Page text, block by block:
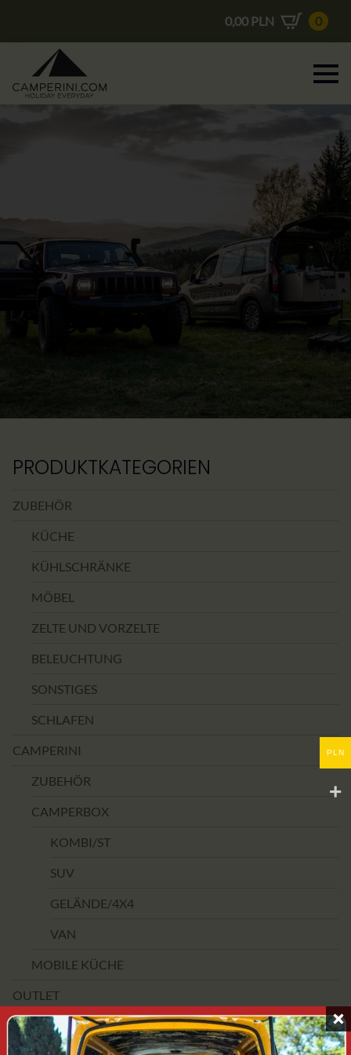
0,00 PLN 0
PRODUKTKATEGORIEN
ZUBEHÖR
KÜCHE
KÜHLSCHRÄNKE
MÖBEL
ZELTE UND VORZELTE
BELEUCHTUNG
SONSTIGES
SCHLAFEN
CAMPERINI
ZUBEHÖR
CAMPERBOX
KOMBI/ST
SUV
GELÄNDE/4X4
VAN
MOBILE KÜCHE
OUTLET
PREISSPANNE
PLN